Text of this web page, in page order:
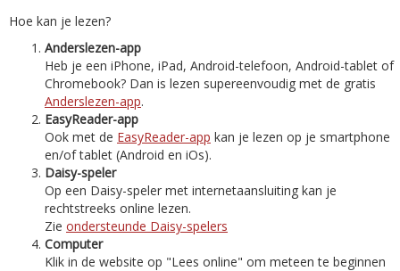
Hoe kan je lezen?
Anderslezen-app
Heb je een iPhone, iPad, Android-telefoon, Android-tablet of
Chromebook? Dan is lezen supereenvoudig met de gratis
Anderslezen-app.
EasyReader-app
Ook met de EasyReader-app kan je lezen op je smartphone
en/of tablet (Android en iOs).
Daisy-speler
Op een Daisy-speler met internetaansluiting kan je
rechtstreeks online lezen.
Zie ondersteunde Daisy-spelers
Computer
Klik in de website op "Lees online" om meteen te beginnen